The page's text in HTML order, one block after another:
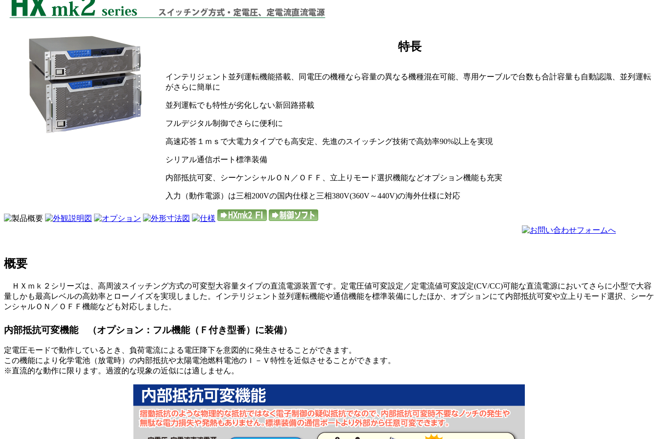
特長
インテリジェント並列運転機能搭載、同電圧の機種なら容量の異なる機種混在可能、専用ケーブルで台数も合計容量も自動認識、並列運転
がさらに簡単に
並列運転でも特性が劣化しない新回路搭載
フルデジタル制御でさらに便利に
高速応答１ｍｓで大電力タイプでも高安定、先進のスイッチング技術で高効率90%以上を実現
シリアル通信ポート標準装備
内部抵抗可変、シーケンシャルＯＮ／ＯＦＦ、立上りモード選択機能などオプション機能も充実
入力（動作電源）は三相200Vの国内仕様と三相380V(360V～440V)の海外仕様に対応
概要
ＨＸｍｋ２シリーズは、高周波スイッチング方式の可変型大容量タイプの直流電源装置です。定電圧値可変設定／定電流値可変設定(CV/CC)可能な直流電源においてさらに小型で大容
量しかも最高レベルの高効率とローノイズを実現しました。インテリジェント並列運転機能や通信機能を標準装備にしたほか、オプションにて内部抵抗可変や立上りモード選択、シーケ
ンシャルＯＮ／ＯＦＦ機能なども対応しました。
内部抵抗可変機能 （オプション：フル機能（Ｆ付き型番）に装備）
定電圧モードで動作しているとき、負荷電流による電圧降下を意図的に発生させることができます。
この機能により化学電池（放電時）の内部抵抗や太陽電池燃料電池のＩ－Ｖ特性を近似させることができます。
※直流的な動作に限ります。過渡的な現象の近似には適しません。